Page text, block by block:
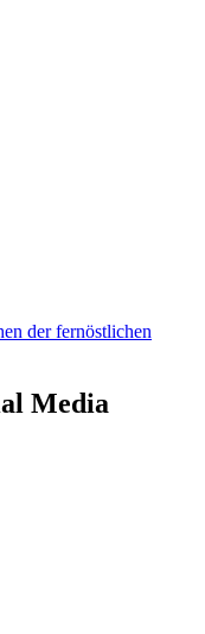
der fernöstlichen
Media